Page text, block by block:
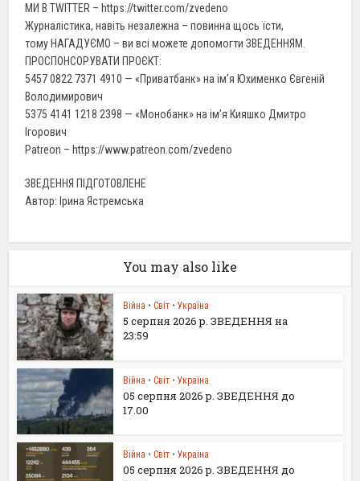
МИ В TWITTER – https://twitter.com/zvedeno
Журналістика, навіть незалежна – повинна щось їсти,
тому НАГАДУЄМО – ви всі можете допомогти ЗВЕДЕННЯМ.
ПРОСПОНСОРУВАТИ ПРОЄКТ:
5457 0822 7371 4910 — «Приватбанк» на ім’я Юхименко Євгеній
Володимирович
5375 4141 1218 2398 — «Монобанк» на ім’я Кияшко Дмитро
Ігорович
Patreon – https://www.patreon.com/zvedeno
ЗВЕДЕННЯ ПІДГОТОВЛЕНЕ
Автор: Ірина Ястремська
You may also like
Війна • Світ • Україна
5 серпня 2026 р. ЗВЕДЕННЯ на
23:59
Війна • Світ • Україна
05 серпня 2026 р. ЗВЕДЕННЯ до
17.00
Війна • Світ • Україна
05 серпня 2026 р. ЗВЕДЕННЯ до